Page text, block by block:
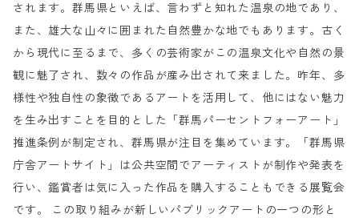
されます。群馬県といえば、言わずと知れた温泉の地であり、
また、雄大な山々に囲まれた自然豊かな地でもあります。古く
から現代に至るまで、多くの芸術家がこの温泉文化や自然の景
観に魅了され、数々の作品が産み出されて来ました。昨年、多
様性や独自性の象徴であるアートを活用して、他にはない魅力
を生み出すことを目的とした「群馬パーセントフォーアート」
推進条例が制定され、群馬県が注目を集めています。「群馬県
庁舎アートサイト」は公共空間でアーティストが制作や発表を
行い、鑑賞者は気に入った作品を購入することもできる展覧会
です。 この取り組みが新しいパブリックアートの一つの形と